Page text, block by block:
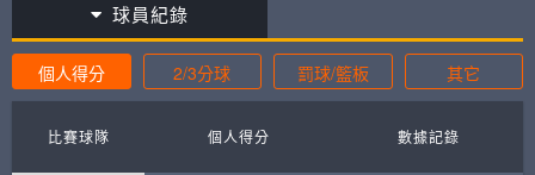
球員紀錄
個人得分 2/3分球 罰球/籃板 其它
比賽球隊 個人得分 數據記錄